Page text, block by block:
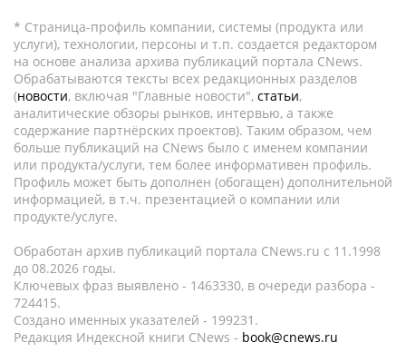
* Страница-профиль компании, системы (продукта или
услуги), технологии, персоны и т.п. создается редактором
на основе анализа архива публикаций портала CNews.
Обрабатываются тексты всех редакционных разделов
(новости, включая "Главные новости", статьи,
аналитические обзоры рынков, интервью, а также
содержание партнёрских проектов). Таким образом, чем
больше публикаций на CNews было с именем компании
или продукта/услуги, тем более информативен профиль.
Профиль может быть дополнен (обогащен) дополнительной
информацией, в т.ч. презентацией о компании или
продукте/услуге.
Обработан архив публикаций портала CNews.ru c 11.1998
до 08.2026 годы.
Ключевых фраз выявлено - 1463330, в очереди разбора -
724415.
Создано именных указателей - 199231.
Редакция Индексной книги CNews - book@cnews.ru